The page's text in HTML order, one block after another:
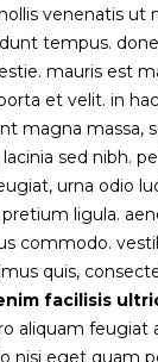
venenatis ut
tempus.
mauris est
et velit. in
magna massa,
sed nibh.
urna odio
ligula.
commodo.
quis,
facilisis
aliquam feugiat
nisi eget quam